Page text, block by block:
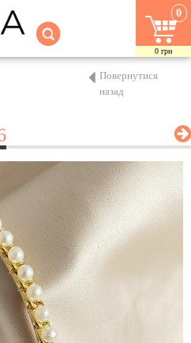
0
0 грн
Повернутися
назад